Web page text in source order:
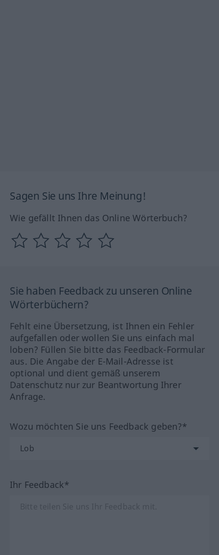
Sagen Sie uns Ihre Meinung!
Wie gefällt Ihnen das Online Wörterbuch?
Sie haben Feedback zu unseren Online
Wörterbüchern?
Fehlt eine Übersetzung, ist Ihnen ein Fehler
aufgefallen oder wollen Sie uns einfach mal
loben? Füllen Sie bitte das Feedback-Formular
aus. Die Angabe der E-Mail-Adresse ist
optional und dient gemäß unserem
Datenschutz nur zur Beantwortung Ihrer
Anfrage.
Wozu möchten Sie uns Feedback geben?*
Ihr Feedback*